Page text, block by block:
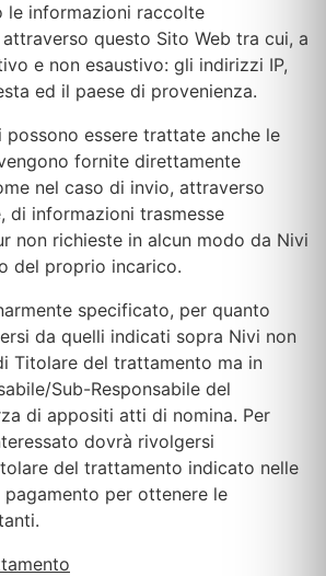
le informazioni raccolte
questo Sito Web tra cui, a
e non esaustivo: gli indirizzi IP,
ed il paese di provenienza.
possono essere trattate anche le
fornite direttamente
nel caso di invio, attraverso
di informazioni trasmesse
non richieste in alcun modo da Nivi
del proprio incarico.
specificato, per quanto
da quelli indicati sopra Nivi non
Titolare del trattamento ma in
Sub-Responsabile del
di appositi atti di nomina. Per
dovrà rivolgersi
del trattamento indicato nelle
per ottenere le